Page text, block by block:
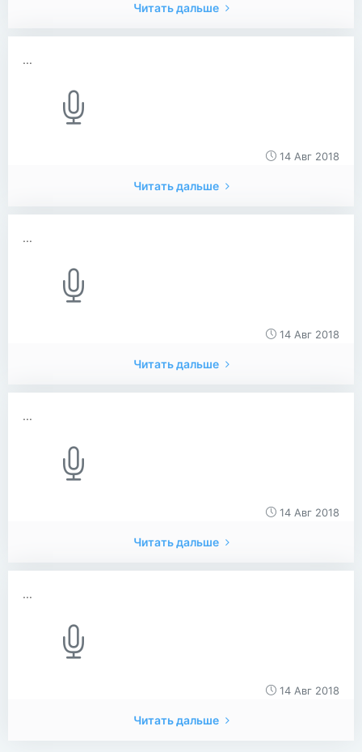
Читать дальше
...
14 Авг 2018
Читать дальше
...
14 Авг 2018
Читать дальше
...
14 Авг 2018
Читать дальше
...
14 Авг 2018
Читать дальше